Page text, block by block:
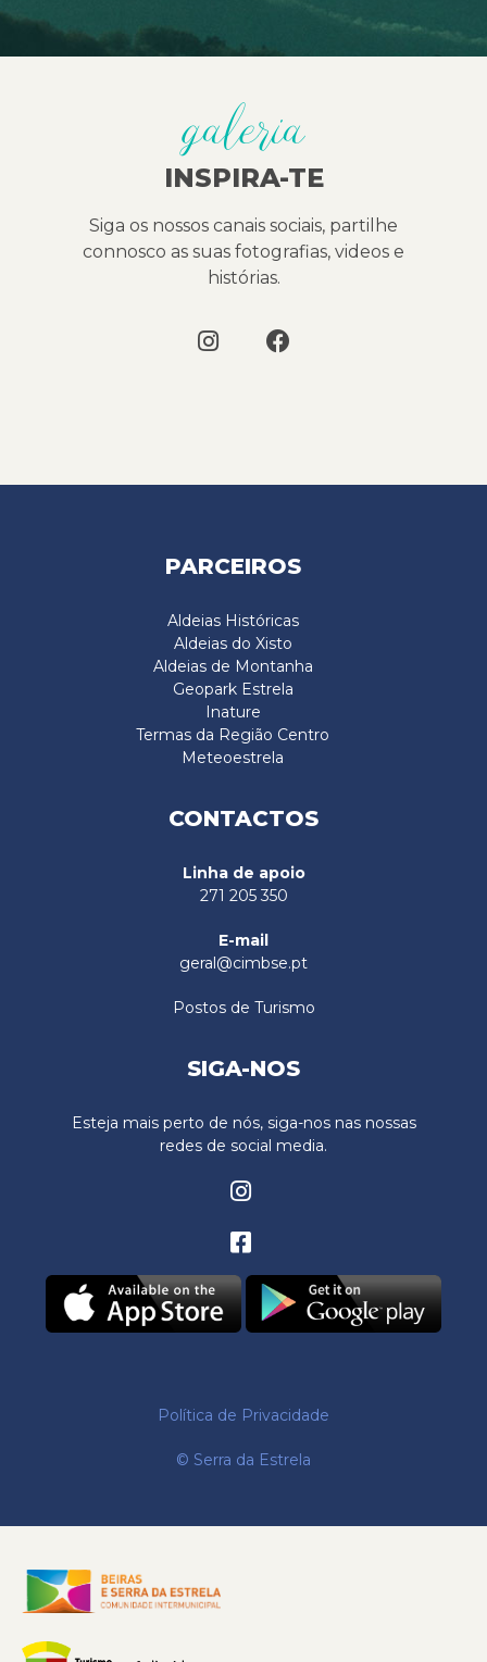
galeria
INSPIRA-TE
Siga os nossos canais sociais, partilhe
connosco as suas fotografias, videos e
histórias.
PARCEIROS
Aldeias Históricas
Aldeias do Xisto
Aldeias de Montanha
Geopark Estrela
Inature
Termas da Região Centro
Meteoestrela
CONTACTOS
Linha de apoio
271 205 350
E-mail
geral@cimbse.pt
Postos de Turismo
SIGA-NOS
Esteja mais perto de nós, siga-nos nas nossas
redes de social media.
© Serra da Estrela
Política de Privacidade